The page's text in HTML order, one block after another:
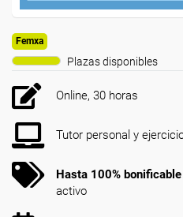
Femxa
Plazas disponibles
Online, 30 horas
Tutor personal y
Hasta 100% bonificable
activo